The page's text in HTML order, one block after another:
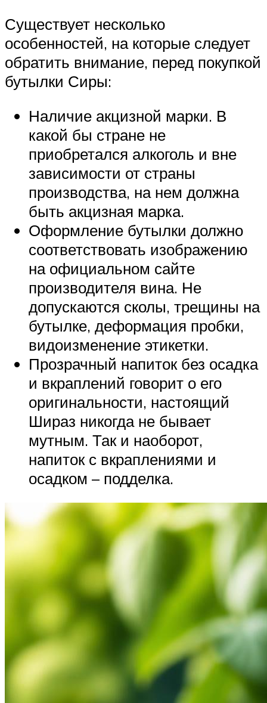
Существует несколько
особенностей, на которые следует
обратить внимание, перед покупкой
бутылки Сиры:
Наличие акцизной марки. В
какой бы стране не
приобретался алкоголь и вне
зависимости от страны
производства, на нем должна
быть акцизная марка.
Оформление бутылки должно
соответствовать изображению
на официальном сайте
производителя вина. Не
допускаются сколы, трещины на
бутылке, деформация пробки,
видоизменение этикетки.
Прозрачный напиток без осадка
и вкраплений говорит о его
оригинальности, настоящий
Шираз никогда не бывает
мутным. Так и наоборот,
напиток с вкраплениями и
осадком – подделка.